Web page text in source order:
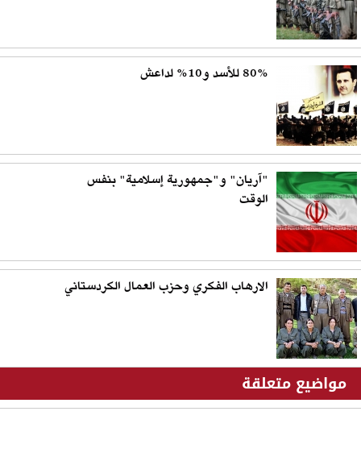
80% للأسد و10% لداعش
"آريان" و"جمهورية إسلامية" بنفس
الوقت
الارهاب الفكري وحزب العمال الكردستاني
مواضيع متعلقة